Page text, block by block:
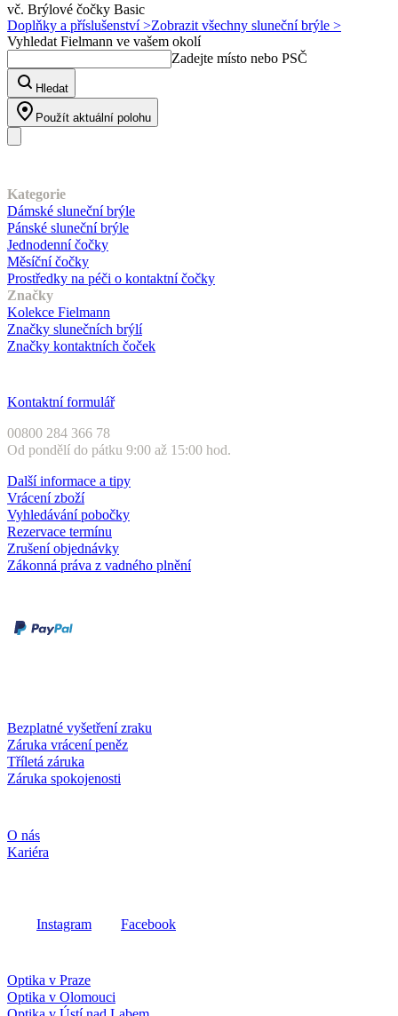
vč. Brýlové čočky Basic
Doplňky a příslušenství >Zobrazit všechny sluneční brýle >
Vyhledat Fielmann ve vašem okolí
Zadejte místo nebo PSČ
Hledat
Použít aktuální polohu
Kategorie
Dámské sluneční brýle
Pánské sluneční brýle
Jednodenní čočky
Měsíční čočky
Prostředky na péči o kontaktní čočky
Značky
Kolekce Fielmann
Značky slunečních brýlí
Značky kontaktních čoček
Kontaktní formulář
00800 284 366 78
Od pondělí do pátku 9:00 až 15:00 hod.
Další informace a tipy
Vrácení zboží
Vyhledávání pobočky
Rezervace termínu
Zrušení objednávky
Zákonná práva z vadného plnění
Bezplatné vyšetření zraku
Záruka vrácení peněz
Tříletá záruka
Záruka spokojenosti
O nás
Kariéra
Instagram Facebook
Optika v Praze
Optika v Olomouci